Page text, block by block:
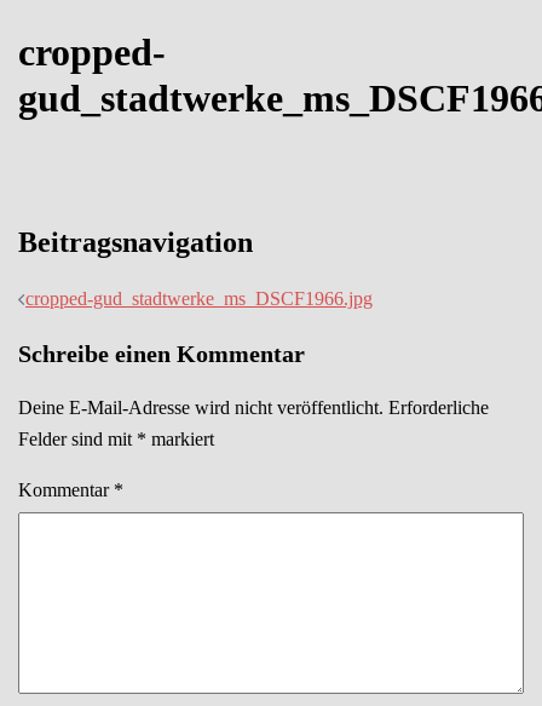
cropped-
Beitragsnavigation
cropped-gud_stadtwerke_ms_DSCF1966.jpg
Schreibe einen Kommentar
Deine E-Mail-Adresse wird nicht veröffentlicht. Erforderliche
Felder sind mit * markiert
Kommentar *